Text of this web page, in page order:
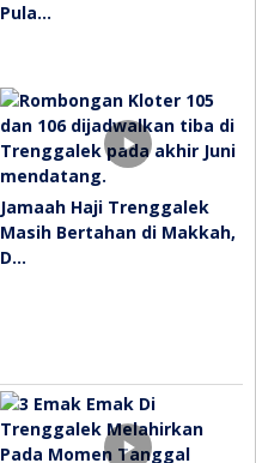
Pula…
Jamaah Haji Trenggalek
Masih Bertahan di Makkah,
D…